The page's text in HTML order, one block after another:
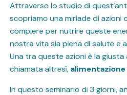
Attraverso lo studio di
scopriamo una miriade di azioni
compiere per nutrire queste
nostra vita sia piena di salute e
Una tra queste azioni è la giusta
chiamata altresì, alimentazione
In questo seminario di 3 giorni,